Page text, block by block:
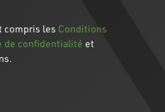
compris les Conditions
de confidentialité et